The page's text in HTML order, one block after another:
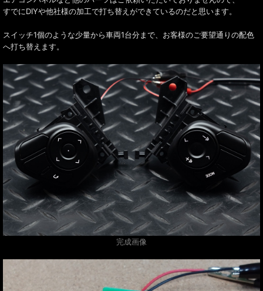
すでにDIYや他社様の加工で打ち替えができているのだと思います。
スイッチ1個のような少量から車両1台分まで、お客様のご要望通りの配色
へ打ち替えます。
完成画像